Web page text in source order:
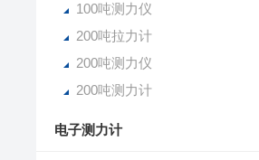
100吨测力仪
200吨拉力计
200吨测力仪
200吨测力计
电子测力计